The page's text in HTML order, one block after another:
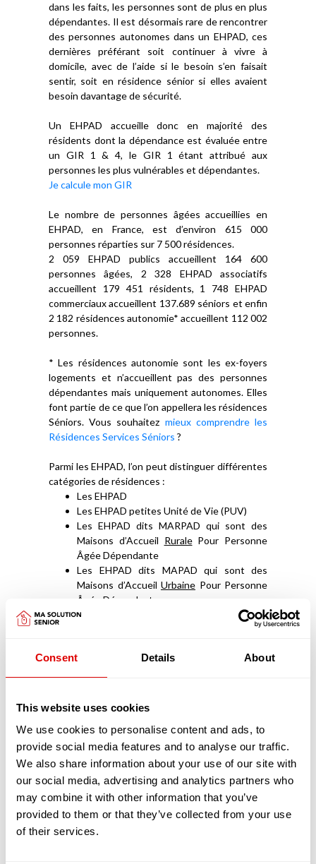
Consent Details About
This website uses cookies
We use cookies to personalise content and ads, to
provide social media features and to analyse our traffic.
We also share information about your use of our site with
our social media, advertising and analytics partners who
may combine it with other information that you’ve
provided to them or that they’ve collected from your use
of their services.
dans les faits, les personnes sont de plus en plus
dépendantes. Il est désormais rare de rencontrer
des personnes autonomes dans un EHPAD, ces
dernières préférant soit continuer à vivre à
domicile, avec de l’aide si le besoin s’en faisait
sentir, soit en résidence sénior si elles avaient
besoin davantage de sécurité.
Un EHPAD accueille donc en majorité des
résidents dont la dépendance est évaluée entre
un GIR 1 & 4, le GIR 1 étant attribué aux
personnes les plus vulnérables et dépendantes.
Je calcule mon GIR
Le nombre de personnes âgées accueillies en
EHPAD, en France, est d’environ 615 000
personnes réparties sur 7 500 résidences.
2 059 EHPAD publics accueillent 164 600
personnes âgées, 2 328 EHPAD associatifs
accueillent 179 451 résidents, 1 748 EHPAD
commerciaux accueillent 137.689 séniors et enfin
2 182 résidences autonomie* accueillent 112 002
personnes.
* Les résidences autonomie sont les ex-foyers
logements et n’accueillent pas des personnes
dépendantes mais uniquement autonomes. Elles
font partie de ce que l’on appellera les résidences
Séniors. Vous souhaitez mieux comprendre les
Résidences Services Séniors ?
Parmi les EHPAD, l’on peut distinguer différentes
catégories de résidences :
Les EHPAD
Les EHPAD petites Unité de Vie (PUV)
Les EHPAD dits MARPAD qui sont des
Maisons d’Accueil RuralePour Personne
Âgée Dépendante
Les EHPAD dits MAPAD qui sont des
Maisons d’Accueil Urbaine Pour Personne
Âgée Dépendante
Les EHPAD très médicalisés que sont les
de jour ou de nuit.
leur petite capacité et du statut des
intervenants soignants. Elles ne comptent
généralement au maximum que 25 places qui sont
médicalisées. Les chambres peuvent
s’apparenter à des studios avec des petites
kitchenettes. Le personnel soignant, à la
différence des EHPAD classiques, peut être soit
salarié (tout comme dans les EHPAD classiques),
soit libéral auquel cas le résident fait appel à ses